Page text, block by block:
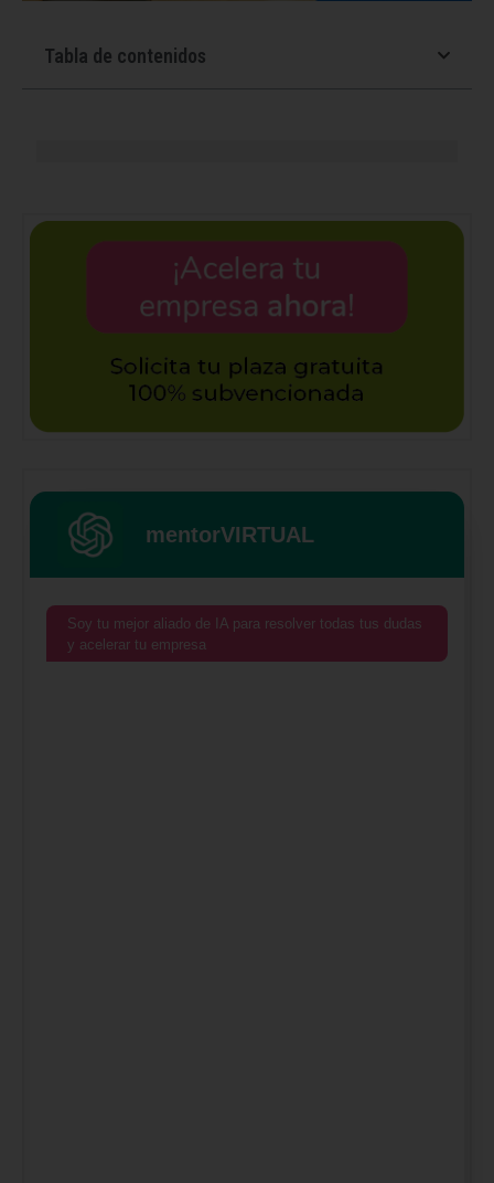
Tabla de contenidos
mentorVIRTUAL
Soy tu mejor aliado de IA para resolver todas tus dudas
y acelerar tu empresa